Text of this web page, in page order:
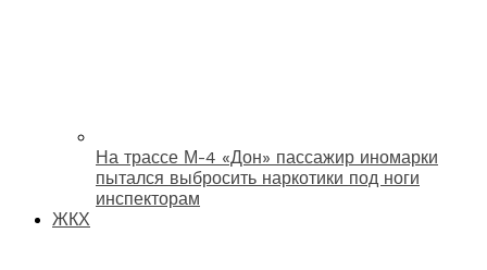
На трассе М-4 «Дон» пассажир иномарки
пытался выбросить наркотики под ноги
инспекторам
ЖКХ